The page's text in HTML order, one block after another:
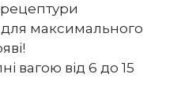
рецептури
максимального
вагою від 6 до 15